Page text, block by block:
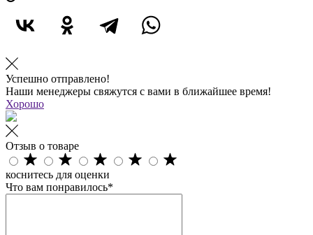
Успешно отправлено!
Наши менеджеры свяжутся с вами в ближайшее время!
Хорошо
Отзыв о товаре
коснитесь для оценки
Что вам понравилось*